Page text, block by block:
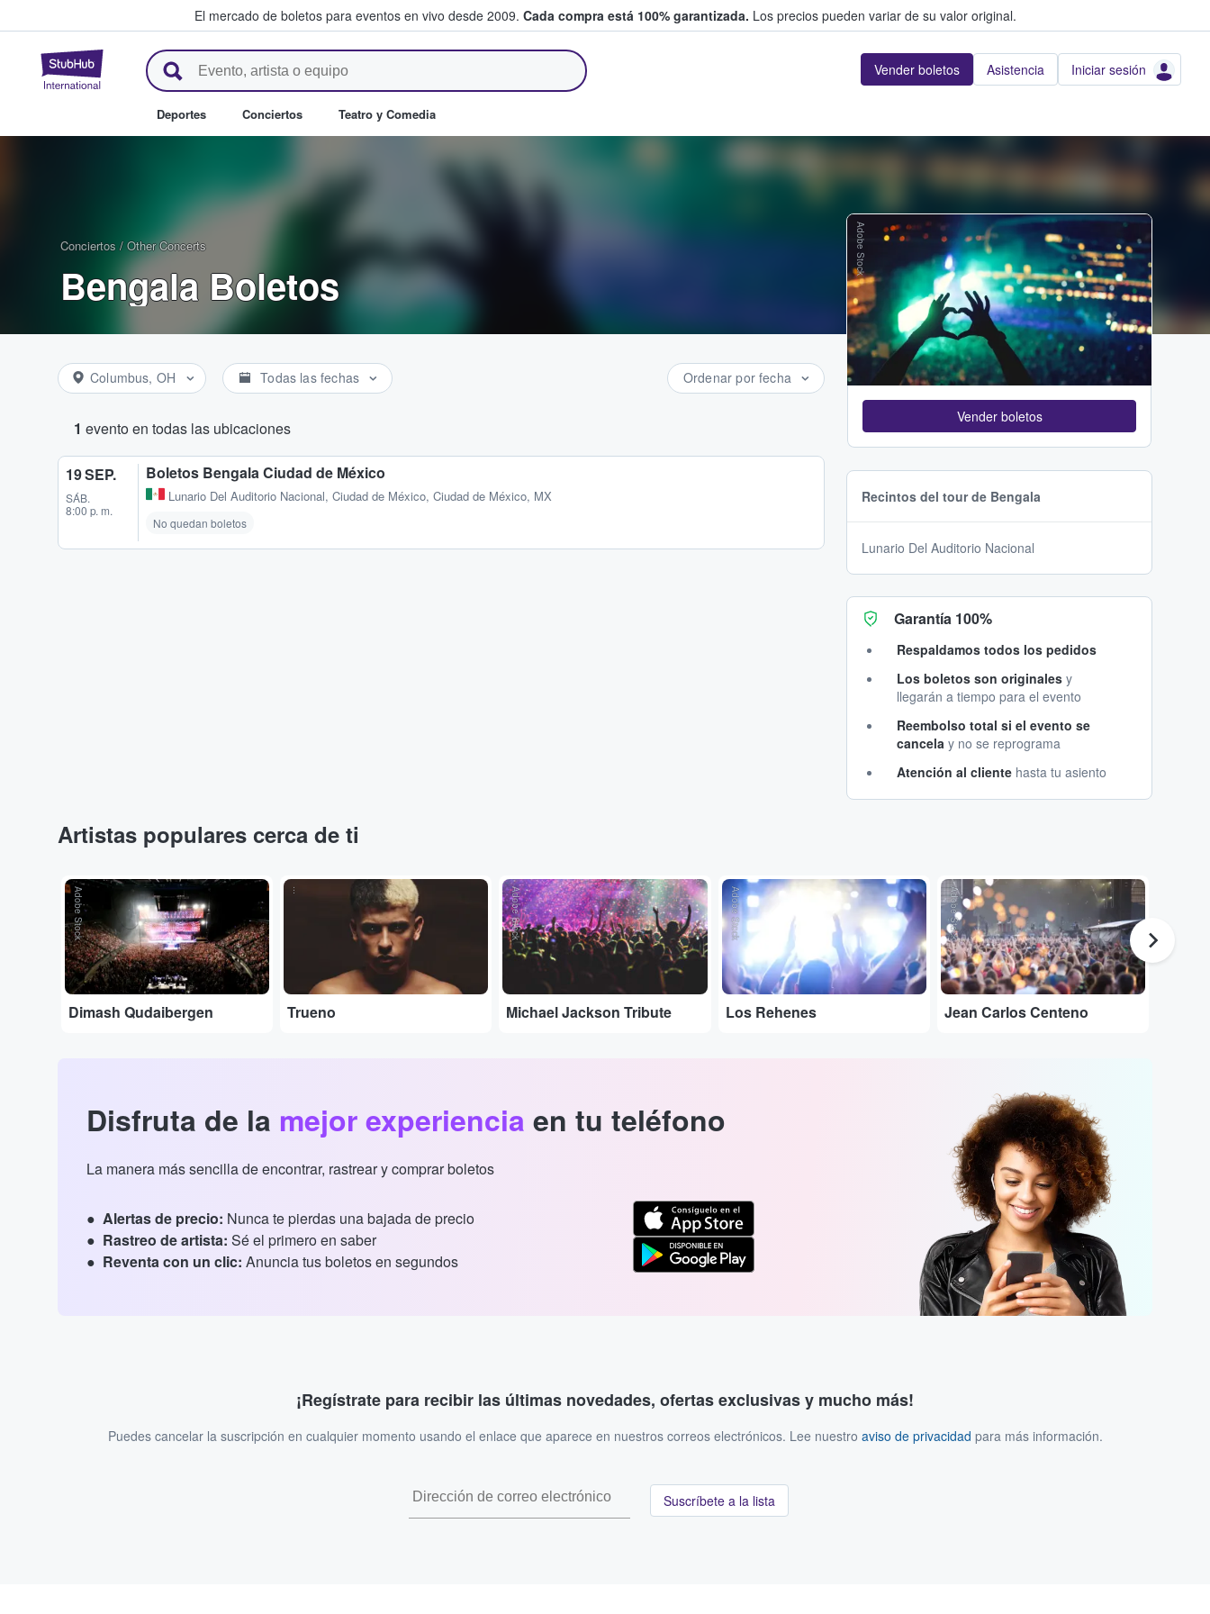
El mercado de boletos para eventos en vivo desde 2009. Cada compra está 100% garantizada. Los precios pueden variar de su valor original.
StubHub: donde los fans compran y venden boletos Vender boletos Asistencia Iniciar sesión
Deportes Conciertos Teatro y Comedia
Conciertos / Other Concerts
Bengala Boletos
Columbus, OH Todas las fechas Ordenar por fecha
1 evento en todas las ubicaciones
19 SEP.
SÁB.
8:00 p. m.
Boletos Bengala Ciudad de México
Lunario Del Auditorio Nacional, Ciudad de México, Ciudad de México, MX
No quedan boletos
Adobe Stock
Vender boletos
Recintos del tour de Bengala
Lunario Del Auditorio Nacional
Garantía 100%
Respaldamos todos los pedidos
Los boletos son originales y
llegarán a tiempo para el evento
Reembolso total si el evento se
cancela y no se reprograma
Atención al cliente hasta tu asiento
Artistas populares cerca de ti
Adobe Stock
Dimash Qudaibergen
...
Trueno
Adobe Stock
Michael Jackson Tribute
Adobe Stock
Los Rehenes
Adobe Stock
Jean Carlos Centeno
Disfruta de la mejor experiencia en tu teléfono
La manera más sencilla de encontrar, rastrear y comprar boletos
Alertas de precio: Nunca te pierdas una bajada de precio
Rastreo de artista: Sé el primero en saber
Reventa con un clic: Anuncia tus boletos en segundos
¡Regístrate para recibir las últimas novedades, ofertas exclusivas y mucho más!
Puedes cancelar la suscripción en cualquier momento usando el enlace que aparece en nuestros correos electrónicos. Lee nuestro aviso de privacidad para más información.
Suscríbete a la lista